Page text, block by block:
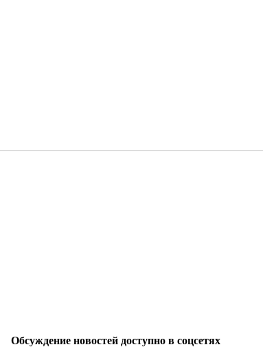
Обсуждение новостей доступно в соцсетях